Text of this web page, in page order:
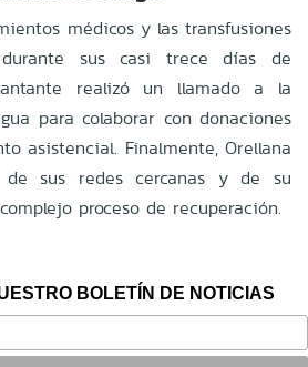
médicos y las transfusiones
sus casi trece días de
realizó un llamado a la
para colaborar con donaciones
asistencial. Finalmente, Orellana
de sus redes cercanas y de su
proceso de recuperación.
BOLETÍN DE NOTICIAS